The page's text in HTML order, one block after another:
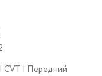
| CVT | Передний